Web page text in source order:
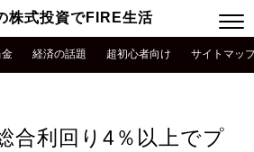
株式投資でFIRE生活
経済の話題 超初心者向け サイトマッ
合利回り4％以上でプ